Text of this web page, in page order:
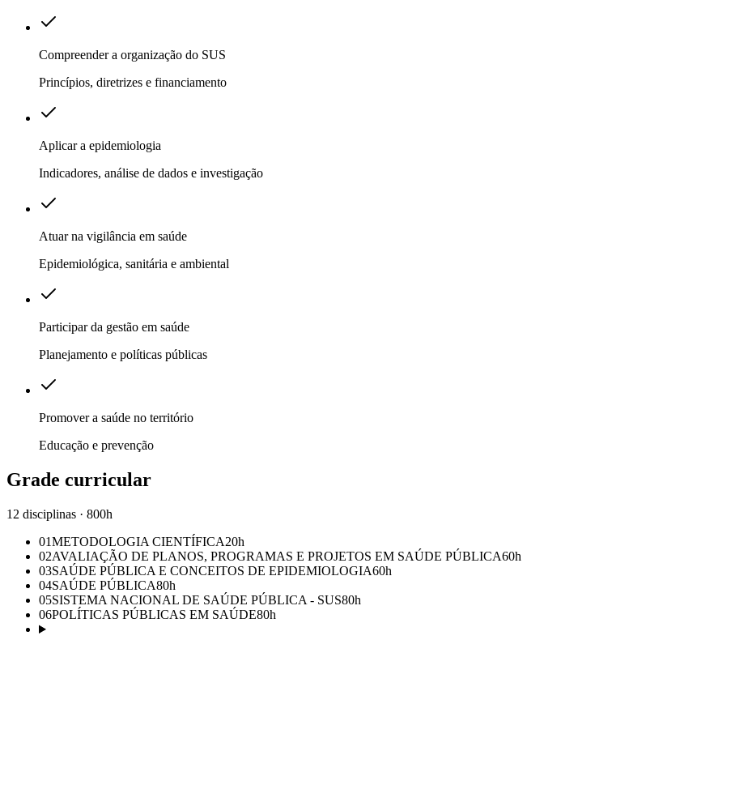
Compreender a organização do SUS
Princípios, diretrizes e financiamento
Aplicar a epidemiologia
Indicadores, análise de dados e investigação
Atuar na vigilância em saúde
Epidemiológica, sanitária e ambiental
Participar da gestão em saúde
Planejamento e políticas públicas
Promover a saúde no território
Educação e prevenção
Grade curricular
12 disciplinas · 800h
01METODOLOGIA CIENTÍFICA20h
02AVALIAÇÃO DE PLANOS, PROGRAMAS E PROJETOS EM SAÚDE PÚBLICA60h
03SAÚDE PÚBLICA E CONCEITOS DE EPIDEMIOLOGIA60h
04SAÚDE PÚBLICA80h
05SISTEMA NACIONAL DE SAÚDE PÚBLICA - SUS80h
06POLÍTICAS PÚBLICAS EM SAÚDE80h